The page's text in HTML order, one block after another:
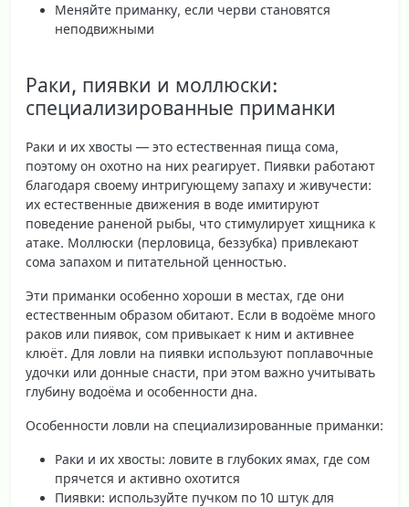
Меняйте приманку, если черви становятся
неподвижными
Раки, пиявки и моллюски:
специализированные приманки
Раки и их хвосты — это естественная пища сома,
поэтому он охотно на них реагирует. Пиявки работают
благодаря своему интригующему запаху и живучести:
их естественные движения в воде имитируют
поведение раненой рыбы, что стимулирует хищника к
атаке. Моллюски (перловица, беззубка) привлекают
сома запахом и питательной ценностью.
Эти приманки особенно хороши в местах, где они
естественным образом обитают. Если в водоёме много
раков или пиявок, сом привыкает к ним и активнее
клюёт. Для ловли на пиявки используют поплавочные
удочки или донные снасти, при этом важно учитывать
глубину водоёма и особенности дна.
Особенности ловли на специализированные приманки:
Раки и их хвосты: ловите в глубоких ямах, где сом
прячется и активно охотится
Пиявки: используйте пучком по 10 штук для